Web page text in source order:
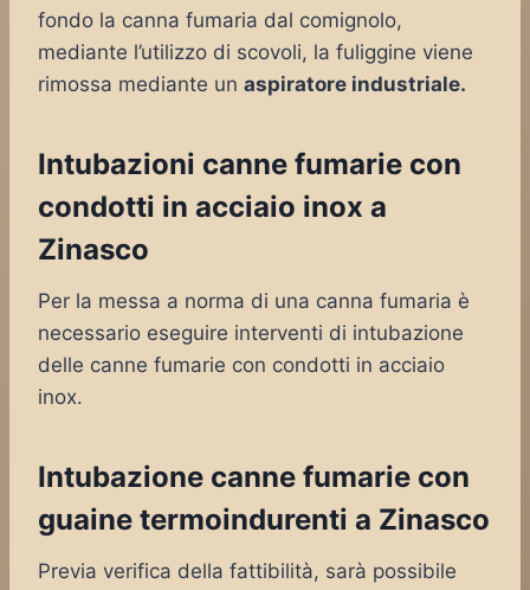
fondo la canna fumaria dal comignolo,
mediante l’utilizzo di scovoli, la fuliggine viene
rimossa mediante un aspiratore industriale.
Intubazioni canne fumarie con
condotti in acciaio inox a
Zinasco
Per la messa a norma di una canna fumaria è
necessario eseguire interventi di intubazione
delle canne fumarie con condotti in acciaio
inox.
Intubazione canne fumarie con
guaine termoindurenti a Zinasco
Previa verifica della fattibilità, sarà possibile